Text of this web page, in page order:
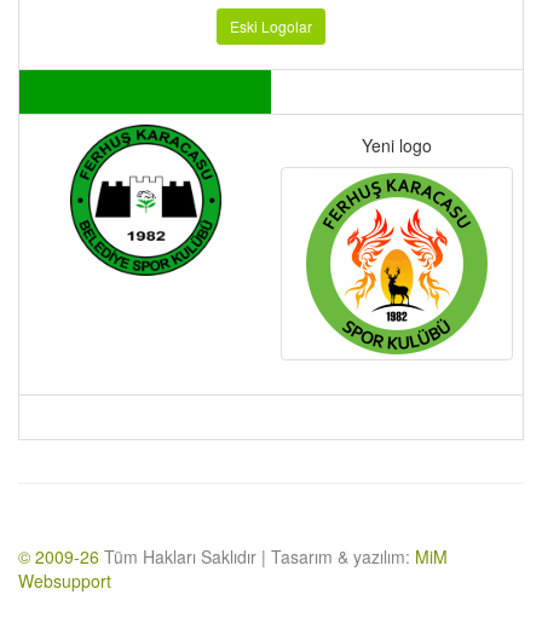
Eski Logolar
Yeni logo
© 2009-26 Tüm Hakları Saklıdır | Tasarım & yazılım: MiM
Websupport